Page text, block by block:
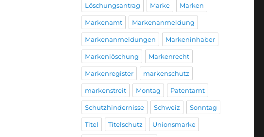
Löschungsantrag Marke Marken
Markenamt Markenanmeldung
Markenanmeldungen Markeninhaber
Markenlöschung Markenrecht
Markenregister markenschutz
markenstreit Montag Patentamt
Schutzhindernisse Schweiz Sonntag
Titel Titelschutz Unionsmarke